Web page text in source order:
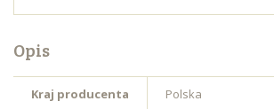
Opis
Kraj producenta Polska